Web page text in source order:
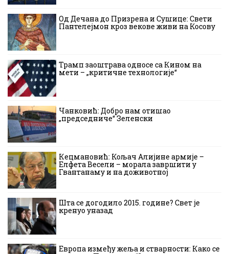
Од Дечана до Призрена и Сушице: Свети
Пантелејмон кроз векове живи на Косову
Трамп заоштрава односе са Кином на
мети – „критичне технологије“
Чанковић: Добро нам отишао
„председниче“ Зеленски
Кецмановић: Кољач Алијине армије –
Елфета Весели – морала завршити у
Гвантанаму и на доживотној
Шта се догодило 2015. године? Свет је
кренуо уназад
Европа између жеља и стварности: Како се